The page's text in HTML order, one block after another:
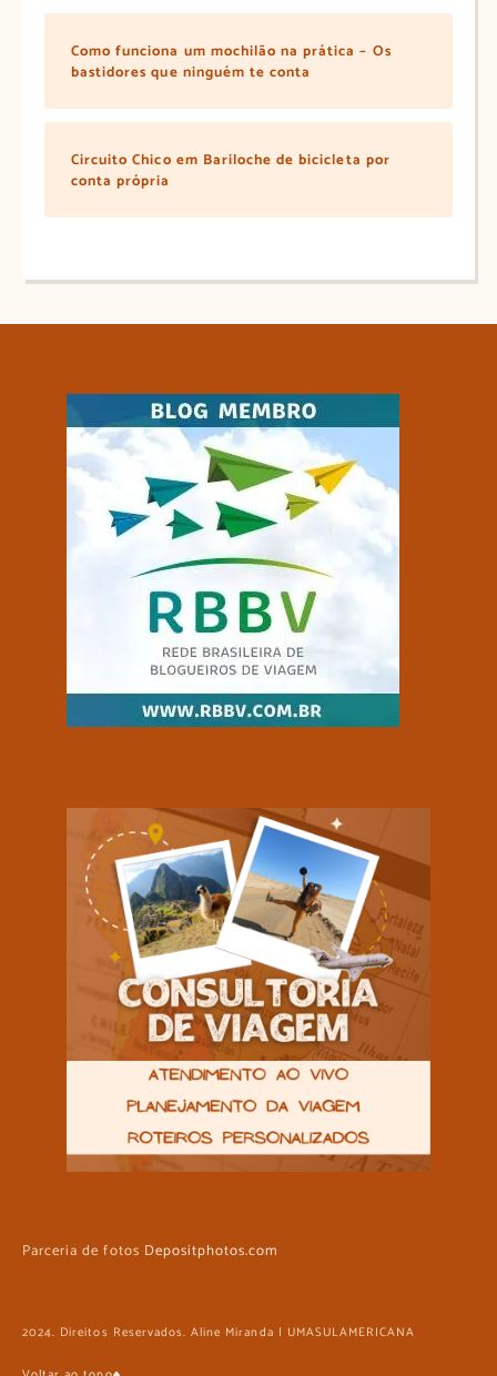
Como funciona um mochilão na prática – Os
bastidores que ninguém te conta
Circuito Chico em Bariloche de bicicleta por
conta própria
Parceria de fotos Depositphotos.com
2024. Direitos Reservados. Aline Miranda | UMASULAMERICANA